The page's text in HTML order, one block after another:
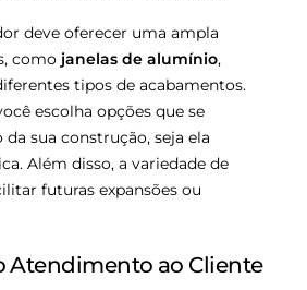
deve oferecer uma ampla
como janelas de alumínio,
tipos de acabamentos.
escolha opções que se
sua construção, seja ela
Além disso, a variedade de
futuras expansões ou
Atendimento ao Cliente